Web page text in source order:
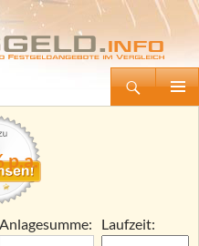
Tagesgeld.info – Tagesgeldkonten vergleichen und Tagesgeld-Zinsen berechnen
p.a.
Anlagesumme:
Laufzeit: